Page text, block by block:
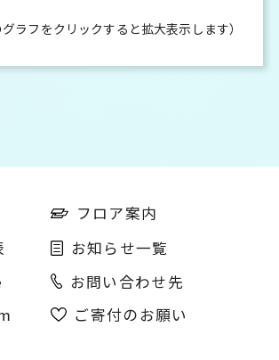
グラフをクリックすると拡大表示します）
フロア案内
お知らせ一覧
お問い合わせ先
ご寄付のお願い